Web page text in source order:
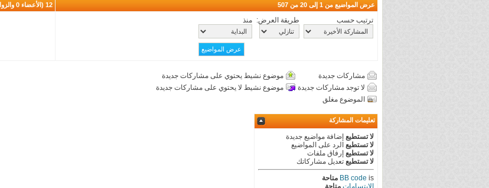
عرض المواضيع من 1 إلى 20 من 507 12 (الأعضاء 0 والزوار 12)
ترتيب حسب طريقة العرض: منذ
مشاركات جديدة
موضوع نشيط يحتوي على مشاركات جديدة
لا توجد مشاركات جديدة
موضوع نشيط لا يحتوي على مشاركات جديدة
الموضوع مغلق
تعليمات المشاركة
لا تستطيع إضافة مواضيع جديدة
لا تستطيع الرد على المواضيع
لا تستطيع إرفاق ملفات
لا تستطيع تعديل مشاركاتك
BB code is
متاحة
الابتسامات متاحة